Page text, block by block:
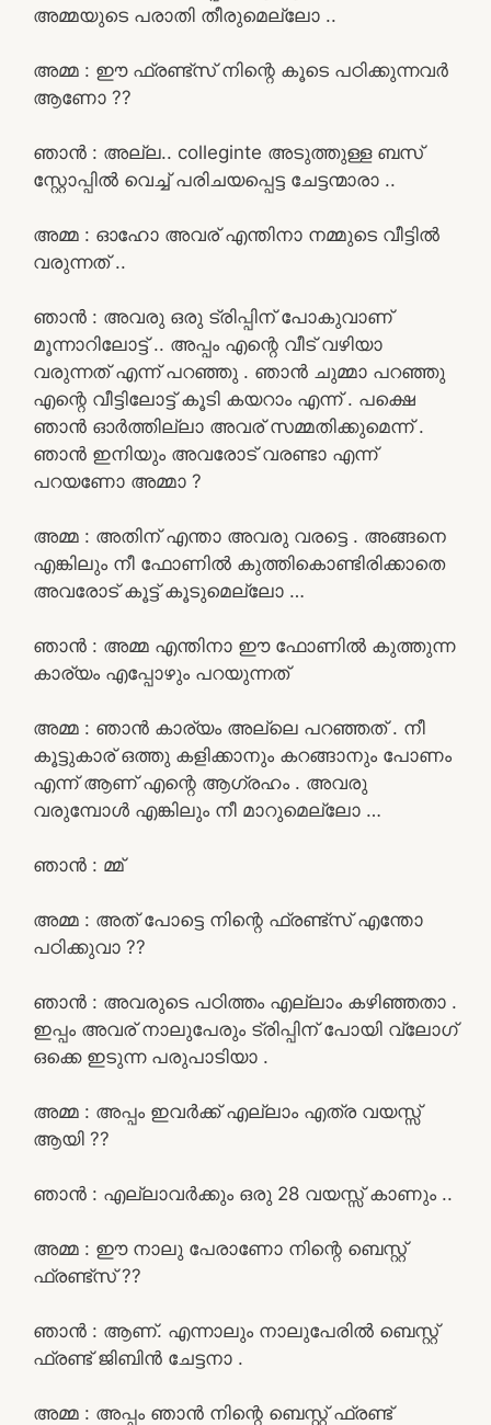
അമ്മയുടെ പരാതി തീരുമെല്ലോ ..
അമ്മ : ഈ ഫ്രണ്ട്‌സ് നിന്റെ കൂടെ പഠിക്കുന്നവർ
ആണോ ??
ഞാൻ : അല്ല.. colleginte അടുത്തുള്ള ബസ്
സ്റ്റോപ്പിൽ വെച്ച് പരിചയപ്പെട്ട ചേട്ടന്മാരാ ..
അമ്മ : ഓഹോ അവര് എന്തിനാ നമ്മുടെ വീട്ടിൽ
വരുന്നത് ..
ഞാൻ : അവരു ഒരു ട്രിപ്പിന് പോകുവാണ്
മൂന്നാറിലോട്ട് .. അപ്പം എന്റെ വീട് വഴിയാ
വരുന്നത് എന്ന് പറഞ്ഞു . ഞാൻ ചുമ്മാ പറഞ്ഞു
എന്റെ വീട്ടിലോട്ട് കൂടി കയറാം എന്ന് . പക്ഷെ
ഞാൻ ഓർത്തില്ലാ അവര് സമ്മതിക്കുമെന്ന് .
ഞാൻ ഇനിയും അവരോട് വരണ്ടാ എന്ന്
പറയണോ അമ്മാ ?
അമ്മ : അതിന് എന്താ അവരു വരട്ടെ . അങ്ങനെ
എങ്കിലും നീ ഫോണിൽ കുത്തികൊണ്ടിരിക്കാതെ
അവരോട് കൂട്ട് കൂടുമെല്ലോ …
ഞാൻ : അമ്മ എന്തിനാ ഈ ഫോണിൽ കുത്തുന്ന
കാര്യം എപ്പോഴും പറയുന്നത്
അമ്മ : ഞാൻ കാര്യം അല്ലെ പറഞ്ഞത് . നീ
കൂട്ടുകാര് ഒത്തു കളിക്കാനും കറങ്ങാനും പോണം
എന്ന് ആണ് എന്റെ ആഗ്രഹം . അവരു
വരുമ്പോൾ എങ്കിലും നീ മാറുമെല്ലോ …
ഞാൻ : മ്മ്
അമ്മ : അത് പോട്ടെ നിന്റെ ഫ്രണ്ട്സ് എന്തോ
പഠിക്കുവാ ??
ഞാൻ : അവരുടെ പഠിത്തം എല്ലാം കഴിഞ്ഞതാ .
ഇപ്പം അവര് നാലുപേരും ട്രിപ്പിന് പോയി വ്ലോഗ്
ഒക്കെ ഇടുന്ന പരുപാടിയാ .
അമ്മ : അപ്പം ഇവർക്ക് എല്ലാം എത്ര വയസ്സ്
ആയി ??
ഞാൻ : എല്ലാവർക്കും ഒരു 28 വയസ്സ് കാണും ..
അമ്മ : ഈ നാലു പേരാണോ നിന്റെ ബെസ്റ്റ്
ഫ്രണ്ട്സ് ??
ഞാൻ : ആണ്. എന്നാലും നാലുപേരിൽ ബെസ്റ്റ്
ഫ്രണ്ട് ജിബിൻ ചേട്ടനാ .
അമ്മ : അപ്പം ഞാൻ നിന്റെ ബെസ്റ്റ് ഫ്രണ്ട്